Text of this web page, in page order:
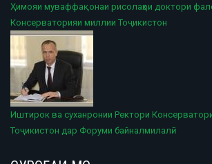
Ҳимояи муваффақонаи рисолаҳои доктори
Консерваторияи миллии Тоҷикистон
Иштирок ва суханронии Ректори
Тоҷикистон дар Форуми байналмилалӣ